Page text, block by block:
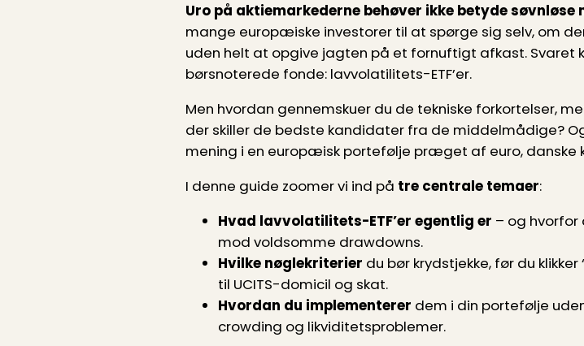
Uro på aktiemarkederne behøver ikke betyde
mange europæiske investorer til at spørge sig selv, om
uden helt at opgive jagten på et fornuftigt afkast.
børsnoterede fonde: lavvolatilitets-ETF’er.
Men hvordan gennemskuer du de tekniske forkortelser,
der skiller de bedste kandidater fra de middelmådige?
mening i en europæisk portefølje præget af euro, danske
I denne guide zoomer vi ind på tre centrale temaer:
Hvad lavvolatilitets-ETF’er egentlig er – og
mod voldsomme drawdowns.
Hvilke nøglekriterier du bør krydstjekke, før du
til UCITS-domicil og skat.
Hvordan du implementerer dem i din portefølje
crowding og likviditetsproblemer.